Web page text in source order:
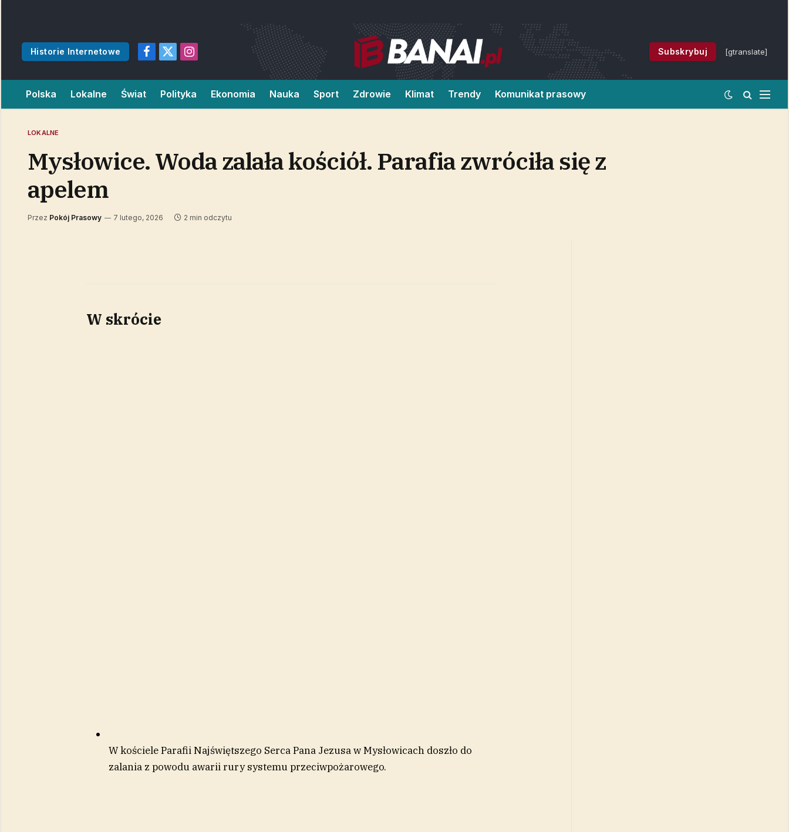
Historie Internetowe
Facebook
X
Instagram
Subskrybuj [gtranslate]
Polska Lokalne Świat Polityka Ekonomia Nauka Sport Zdrowie Klimat Trendy Komunikat prasowy
LOKALNE
Mysłowice. Woda zalała kościół. Parafia zwróciła się z
apelem
Przez Pokój Prasowy 7 lutego, 2026 2 min odczytu
W skrócie
W kościele Parafii Najświętszego Serca Pana Jezusa w Mysłowicach doszło do
zalania z powodu awarii rury systemu przeciwpożarowego.